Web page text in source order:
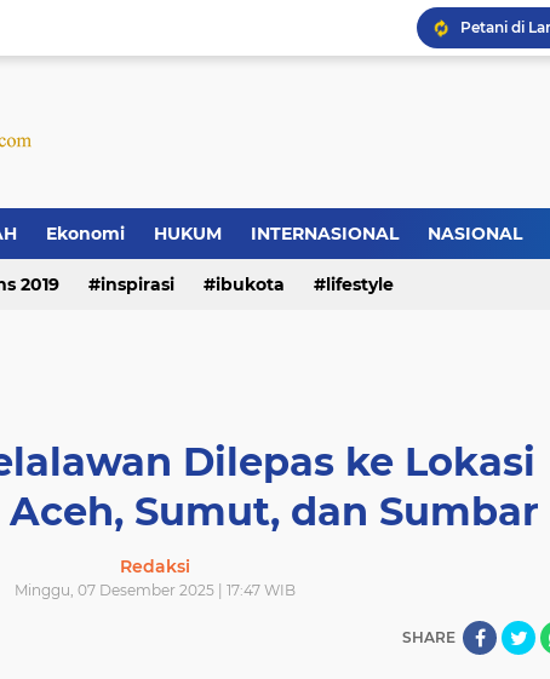
Ekonomi HUKUM INTERNASIONAL NASIONAL
2019 inspirasi ibukota lifestyle
Dilepas ke Lokasi
Sumut, dan Sumbar
Redaksi
Minggu, 07 Desember 2025 | 17:47 WIB
SHARE